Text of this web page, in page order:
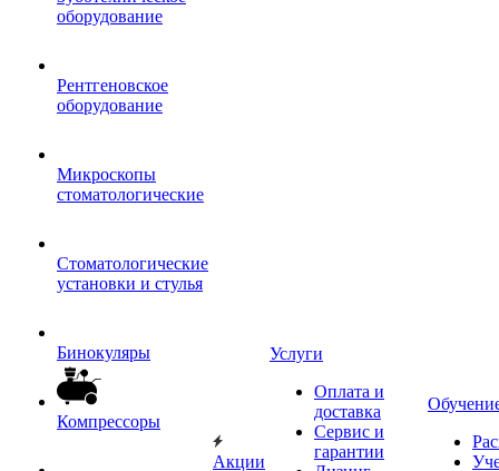
оборудование
Рентгеновское
оборудование
Микроскопы
стоматологические
Стоматологические
установки и стулья
Бинокуляры
Компрессоры
Акции
Услуги
Оплата и
доставка
Сервис и
гарантии